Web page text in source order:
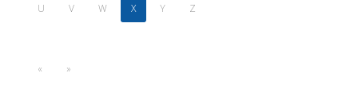
U
V W X Y Z
« »